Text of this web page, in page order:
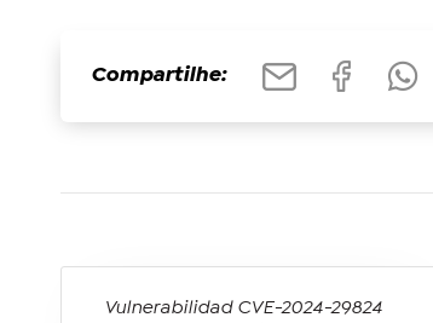
Compartilhe:
Vulnerabilidad CVE-2024-29824